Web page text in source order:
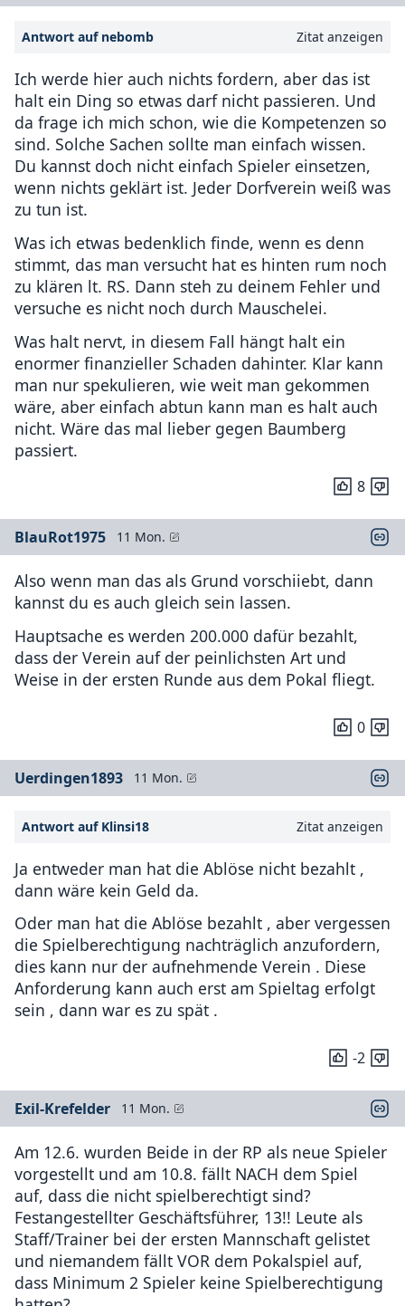
Antwort auf nebomb Zitat anzeigen
Ich werde hier auch nichts fordern, aber das ist
halt ein Ding so etwas darf nicht passieren. Und
da frage ich mich schon, wie die Kompetenzen so
sind. Solche Sachen sollte man einfach wissen.
Du kannst doch nicht einfach Spieler einsetzen,
wenn nichts geklärt ist. Jeder Dorfverein weiß was
zu tun ist.
Was ich etwas bedenklich finde, wenn es denn
stimmt, das man versucht hat es hinten rum noch
zu klären lt. RS. Dann steh zu deinem Fehler und
versuche es nicht noch durch Mauschelei.
Was halt nervt, in diesem Fall hängt halt ein
enormer finanzieller Schaden dahinter. Klar kann
man nur spekulieren, wie weit man gekommen
wäre, aber einfach abtun kann man es halt auch
nicht. Wäre das mal lieber gegen Baumberg
passiert.
8
BlauRot1975 11 Mon.
Also wenn man das als Grund vorschiiebt, dann
kannst du es auch gleich sein lassen.
Hauptsache es werden 200.000 dafür bezahlt,
dass der Verein auf der peinlichsten Art und
Weise in der ersten Runde aus dem Pokal fliegt.
0
Uerdingen1893 11 Mon.
Antwort auf Klinsi18 Zitat anzeigen
Ja entweder man hat die Ablöse nicht bezahlt ,
dann wäre kein Geld da.
Oder man hat die Ablöse bezahlt , aber vergessen
die Spielberechtigung nachträglich anzufordern,
dies kann nur der aufnehmende Verein . Diese
Anforderung kann auch erst am Spieltag erfolgt
sein , dann war es zu spät .
-2
Exil-Krefelder 11 Mon.
Am 12.6. wurden Beide in der RP als neue Spieler
vorgestellt und am 10.8. fällt NACH dem Spiel
auf, dass die nicht spielberechtigt sind?
Festangestellter Geschäftsführer, 13!! Leute als
Staff/Trainer bei der ersten Mannschaft gelistet
und niemandem fällt VOR dem Pokalspiel auf,
dass Minimum 2 Spieler keine Spielberechtigung